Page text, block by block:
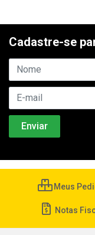
Cadastre-se
Meus
Notas